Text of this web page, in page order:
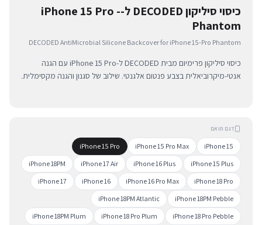
כיסוי סיליקון DECODED ל-iPhone 15 Pro -
Phantom
DECODED AntiMicrobial Silicone Backcover for iPhone 15-Pro Phantom
כיסוי סיליקון פרימיום מבית DECODED ל-iPhone 15 Pro עם הגנה
אנטי-מיקרוביאלית בצבע פנטום אלגנטי. שילוב של סגנון והגנה מקסימלית.
דגם תואם
iPhone 15
iPhone 15 Pro Max
iPhone 15 Pro
iPhone 15 Plus
iPhone 16 Plus
iPhone 17 Air
iPhone 18PM
iPhone 18 Pro
iPhone 16 Pro Max
iPhone 16
iPhone 17
iPhone 18PM Pebble
iPhone 18PM Atlantic
iPhone 18 Pro Pebble
iPhone 18 Pro Plum
iPhone 18PM Plum